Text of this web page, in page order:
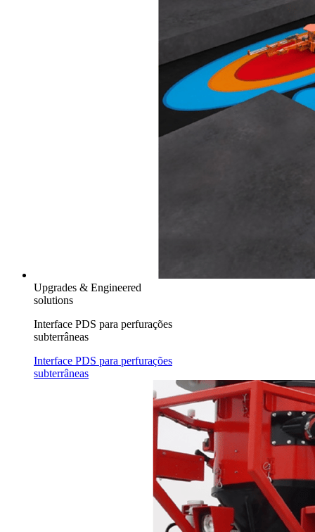
Upgrades & Engineered
solutions
Interface PDS para perfurações
subterrâneas
Interface PDS para perfurações
subterrâneas